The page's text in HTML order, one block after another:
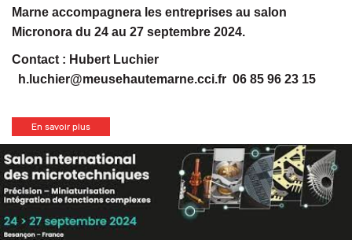
Marne accompagnera les entreprises au salon
Micronora du 24 au 27 septembre 2024.
Contact : Hubert Luchier
h.luchier@meusehautemarne.cci.fr 06 85 96 23 15
En savoir plus